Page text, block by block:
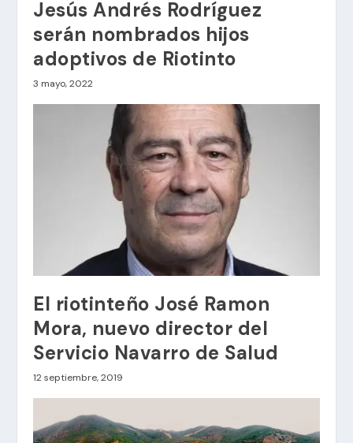
Jesús Andrés Rodríguez
serán nombrados hijos
adoptivos de Riotinto
3 mayo, 2022
El riotinteño José Ramon
Mora, nuevo director del
Servicio Navarro de Salud
12 septiembre, 2019